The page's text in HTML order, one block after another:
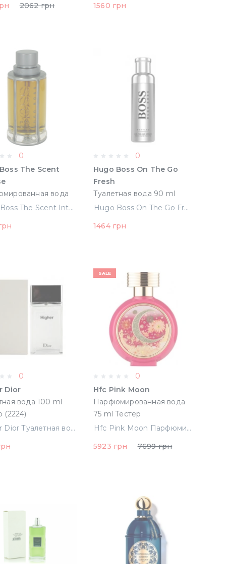
2062 грн
1560 грн
0
The Scent
вода
Тестер
Hugo Boss The Scent Intense Парфюмированная вода 100 ml Тестер
0
Hugo Boss On The Go
Fresh
Туалетная вода 90 ml
Тестер
Hugo Boss On The Go Fresh Туалетная вода 90 ml Тестер
1464 грн
0
Dior
вода 100 ml
(2224)
Higher Dior Туалетная вода 100 ml Тестер (2224)
SALE
0
Hfc Pink Moon
Парфюмированная вода
75 ml Тестер
Hfc Pink Moon Парфюмированная вода 75 ml Тестер
5923 грн
7699 грн